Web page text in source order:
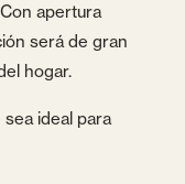
apertura
será de gran
hogar.
ideal para